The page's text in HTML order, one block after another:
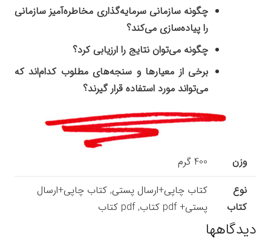
چگونه سازمانی سرمایه‌گذاری مخاطره‌آمیز سازمانی
را پیاده‌سازی می‌کند؟
چگونه می‌توان نتایج را ارزیابی کرد؟
برخی از معیارها و سنجه‌های مطلوب کدام‌اند که
می‌تواند مورد استفاده قرار گیرند؟
وزن
400 گرم
نوع
کتاب
کتاب چاپی+ارسال پستی, کتاب چاپی+ارسال
پستی+ pdf کتاب, pdf کتاب
دیدگاهها